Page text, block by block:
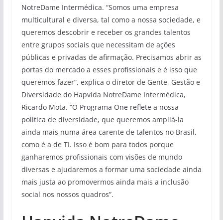
NotreDame Intermédica. “Somos uma empresa
multicultural e diversa, tal como a nossa sociedade, e
queremos descobrir e receber os grandes talentos
entre grupos sociais que necessitam de ações
públicas e privadas de afirmação. Precisamos abrir as
portas do mercado a esses profissionais e é isso que
queremos fazer”, explica o diretor de Gente, Gestão e
Diversidade do Hapvida NotreDame Intermédica,
Ricardo Mota. “O Programa One reflete a nossa
política de diversidade, que queremos ampliá-la
ainda mais numa área carente de talentos no Brasil,
como é a de TI. Isso é bom para todos porque
ganharemos profissionais com visões de mundo
diversas e ajudaremos a formar uma sociedade ainda
mais justa ao promovermos ainda mais a inclusão
social nos nossos quadros”.